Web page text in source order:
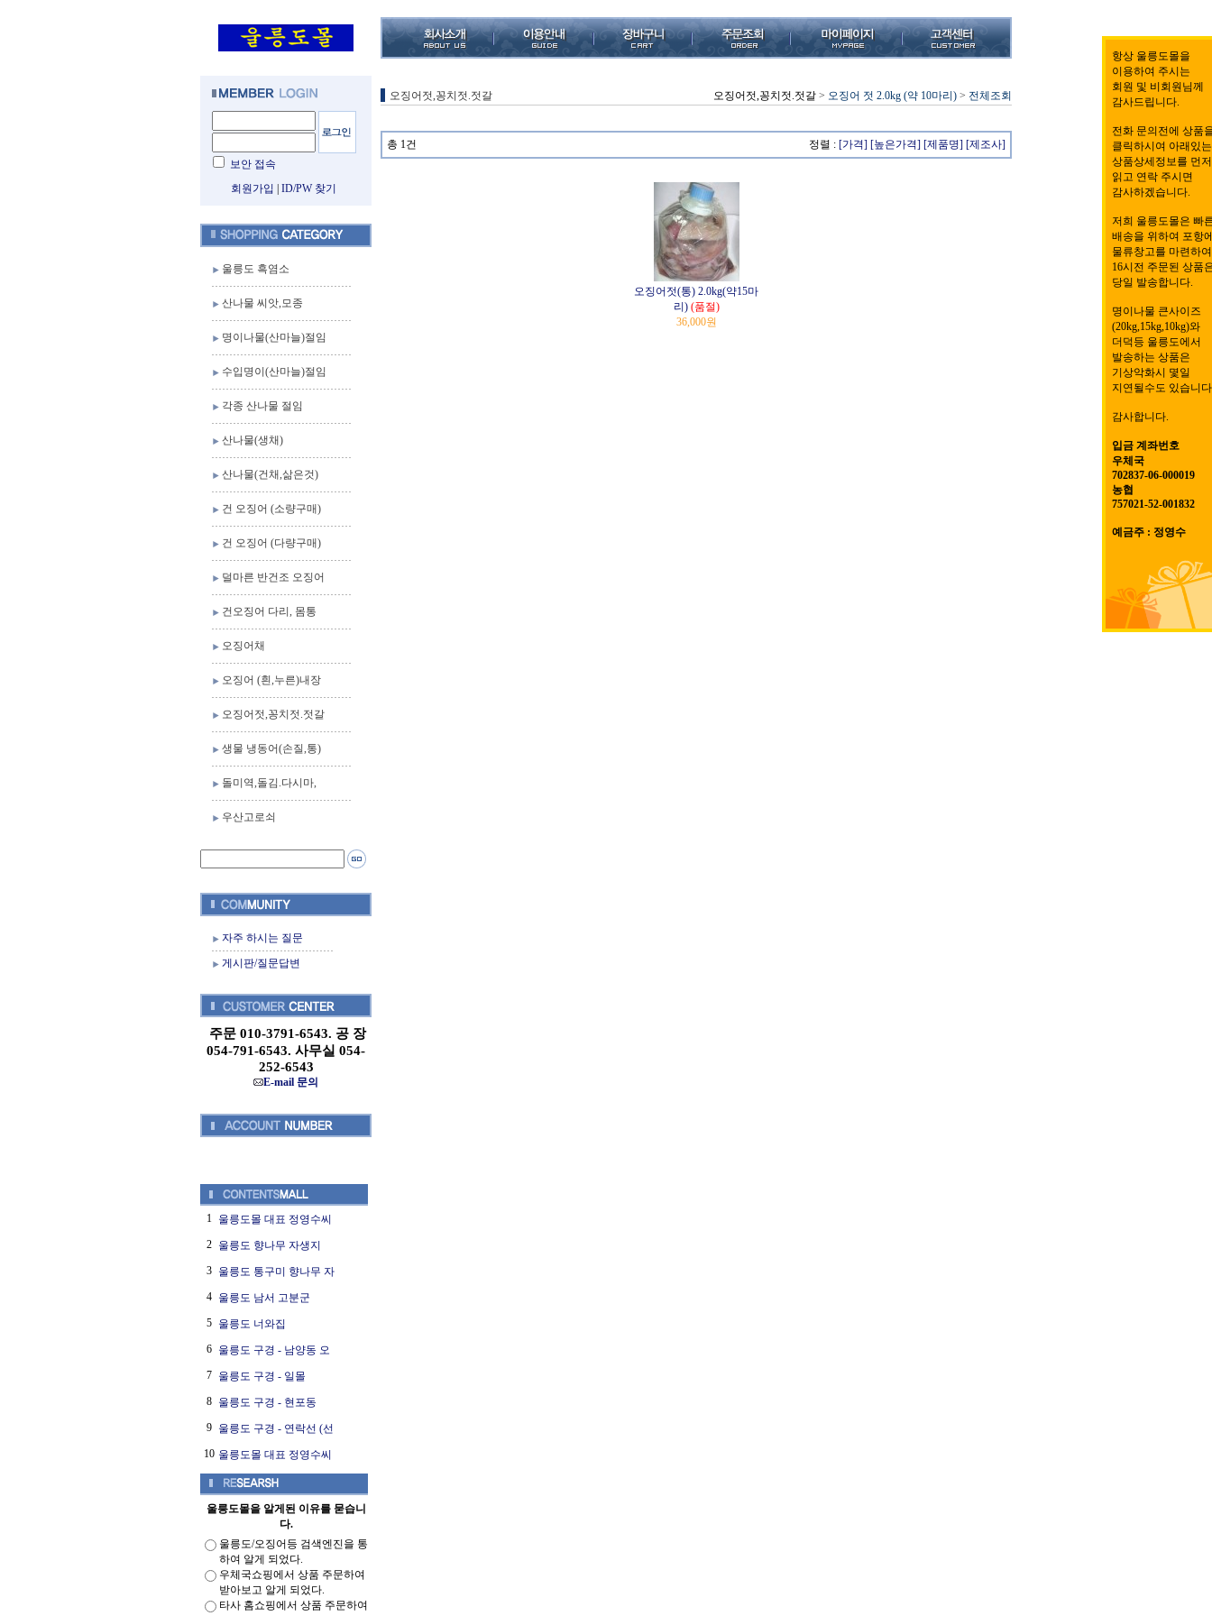
보안 접속
회원가입
ID/PW 찾기
울릉도 흑염소
산나물 씨앗,모종
명이나물(산마늘)절임
수입명이(산마늘)절임
각종 산나물 절임
산나물(생채)
산나물(건채,삶은것)
건 오징어 (소량구매)
건 오징어 (다량구매)
덜마른 반건조 오징어
건오징어 다리, 몸통
오징어채
오징어 (흰,누른)내장
오징어젓,꽁치젓.젓갈
생물 냉동어(손질,통)
돌미역,돌김.다시마,
우산고로쇠
자주 하시는 질문
게시판/질문답변
주문 010-3791-6543. 공 장
054-791-6543. 사무실 054-
252-6543
E-mail 문의
1 울릉도몰 대표 정영수씨
2 울릉도 향나무 자생지
3 울릉도 통구미 향나무 자
4 울릉도 남서 고분군
5 울릉도 너와집
6 울릉도 구경 - 남양동 오
7 울릉도 구경 - 일몰
8 울릉도 구경 - 현포동
9 울릉도 구경 - 연락선 (선
10 울릉도몰 대표 정영수씨
울릉도몰을 알게된 이유를 묻습니
다.
울릉도/오징어등 검색엔진을 통
하여 알게 되었다.
우체국쇼핑에서 상품 주문하여
받아보고 알게 되었다.
타사 홈쇼핑에서 상품 주문하여
오징어젓,꽁치젓.젓갈 오징어젓,꽁치젓.젓갈 > 오징어 젓 2.0kg (약 10마리) > 전체조회
총 1건 정렬 : [가격] [높은가격] [제품명] [제조사]
오징어젓(통) 2.0kg(약15마
리) (품절)
36,000원
항상 울릉도몰을
이용하여 주시는
회원 및 비회원님께
감사드립니다.
전화 문의전에 상품
클릭하시여 아래있는
상품상세정보를 먼저
읽고 연락 주시면
감사하겠습니다.
저희 울릉도몰은 빠
배송을 위하여 포항
물류창고를 마련하여
16시전 주문된 상품
당일 발송합니다.
명이나물 큰사이즈
(20kg,15kg,10kg)와
더덕등 울릉도에서
발송하는 상품은
기상악화시 몇일
지연될수도 있습니
감사합니다.
입금 계좌번호
우체국
702837-06-000019
농협
757021-52-001832
예금주 : 정영수